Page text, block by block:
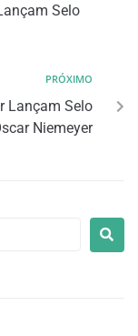
Selo
PRÓXIMO
Lançam Selo
Niemeyer